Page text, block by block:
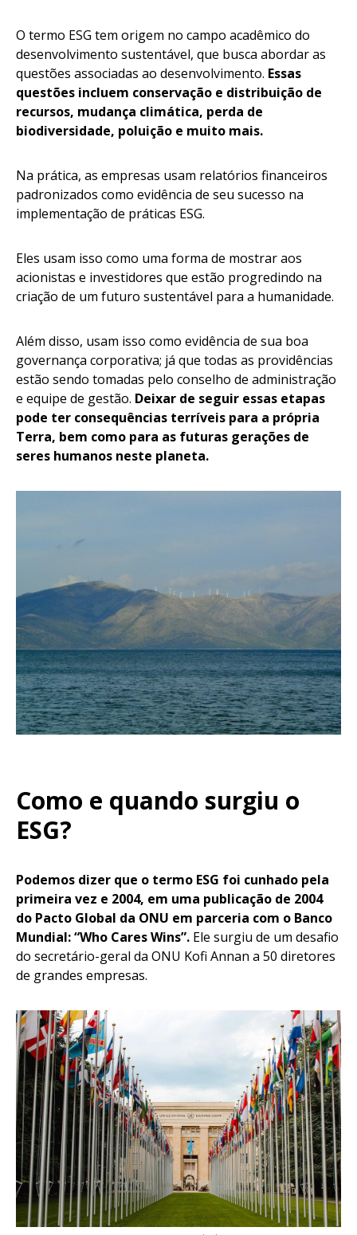
O termo ESG tem origem no campo acadêmico do
desenvolvimento sustentável, que busca abordar as
questões associadas ao desenvolvimento. Essas
questões incluem conservação e distribuição de
recursos, mudança climática, perda de
biodiversidade, poluição e muito mais.
Na prática, as empresas usam relatórios financeiros
padronizados como evidência de seu sucesso na
implementação de práticas ESG.
Eles usam isso como uma forma de mostrar aos
acionistas e investidores que estão progredindo na
criação de um futuro sustentável para a humanidade.
Além disso, usam isso como evidência de sua boa
governança corporativa; já que todas as providências
estão sendo tomadas pelo conselho de administração
e equipe de gestão. Deixar de seguir essas etapas
pode ter consequências terríveis para a própria
Terra, bem como para as futuras gerações de
seres humanos neste planeta.
Como e quando surgiu o
ESG?
Podemos dizer que o termo ESG foi cunhado pela
primeira vez e 2004, em uma publicação de 2004
do Pacto Global da ONU em parceria com o Banco
Mundial: “Who Cares Wins”. Ele surgiu de um desafio
do secretário-geral da ONU Kofi Annan a 50 diretores
de grandes empresas.